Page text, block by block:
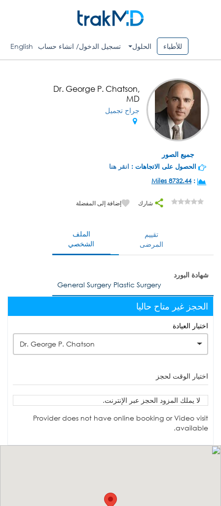
للأطباء الحلول تسجيل الدخول/ انشاء حساب English
جميع الصور
Dr. George P. Chatson,
MD
جراح تجميل
الحصول على الاتجاهات : انقر هنا
:
8732.44 Miles
شارك إضافة إلى المفضلة
الملف
الشخصي
تقييم
المرضى
شهادة البورد
General Surgery Plastic Surgery
الحجز غير متاح حاليا
اختيار العيادة
Dr. George P. Chatson
اختيار الوقت لحجز
لا يملك المزود الحجز عبر الإنترنت.
Provider does not have online booking or Video visit
available.